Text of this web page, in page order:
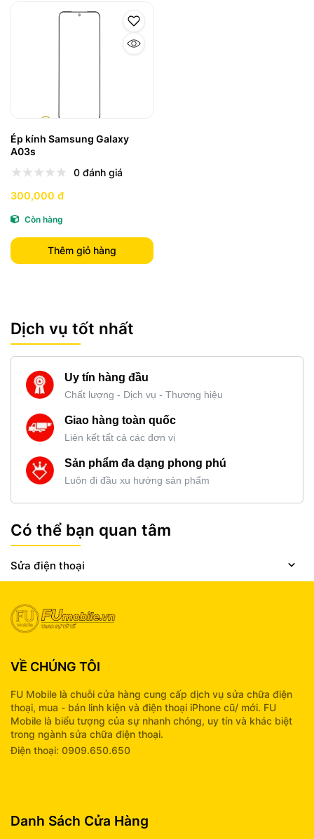
Ép kính Samsung Galaxy
A03s
0 đánh giá
300,000 đ
Còn hàng
Thêm giỏ hàng
Dịch vụ tốt nhất
Uy tín hàng đầu
Chất lượng - Dịch vụ - Thương hiệu
Giao hàng toàn quốc
Liên kết tất cả các đơn vị
Sản phẩm đa dạng phong phú
Luôn đi đầu xu hướng sản phẩm
Có thể bạn quan tâm
Sửa điện thoại
VỀ CHÚNG TÔI
FU Mobile là chuỗi cửa hàng cung cấp dịch vụ sửa chữa điện
thoại, mua - bán linh kiện và điện thoại iPhone cũ/ mới. FU
Mobile là biểu tượng của sự nhanh chóng, uy tín và khác biệt
trong ngành sửa chữa điện thoại.
Điện thoại: 0909.650.650
Danh Sách Cửa Hàng